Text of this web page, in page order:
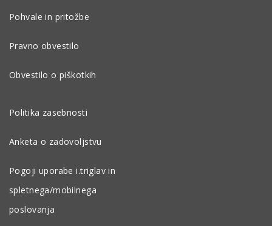
Pohvale in pritožbe
Pravno obvestilo
Obvestilo o piškotkih
Politika zasebnosti
Anketa o zadovoljstvu
Pogoji uporabe i.triglav in
spletnega/mobilnega
poslovanja